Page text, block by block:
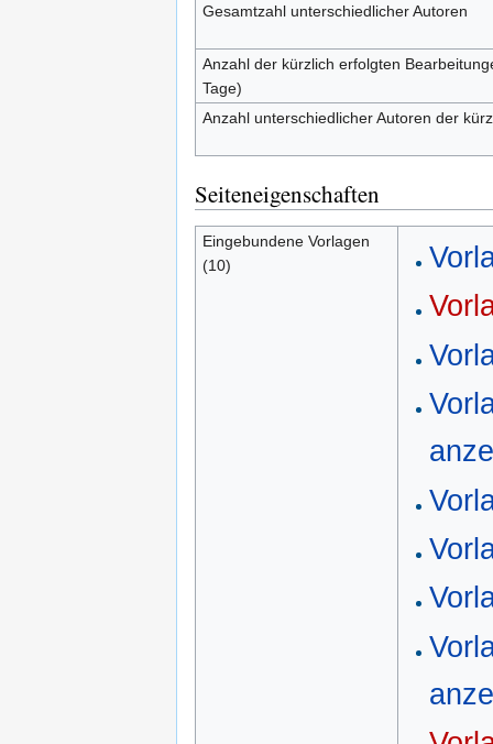
Gesamtzahl unterschiedlicher Autoren
Anzahl der kürzlich erfolgten
Tage)
Anzahl unterschiedlicher Autoren der
Seiteneigenschaften
Eingebundene Vorlagen
(10)